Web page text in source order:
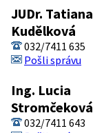
JUDr. Tatiana
Kudělková
032/7411 635
Pošli správu
Ing. Lucia
Stromčeková
032/7411 643